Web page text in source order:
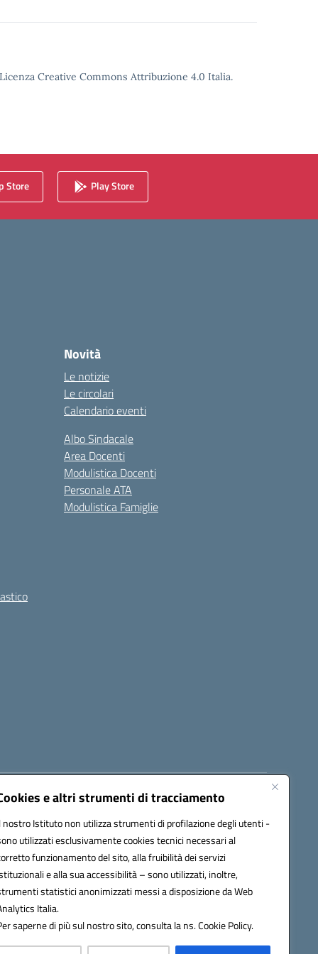
e altri strumenti di tracciamento
nostro Istituto non utilizza strumenti di profilazione degli utenti -
utilizzati esclusivamente cookies tecnici necessari al
funzionamento del sito, alla fruibilità dei servizi
e alla sua accessibilità – sono utilizzati, inoltre,
statistici anonimizzati messi a disposizione da Web
Italia.
saperne di più sul nostro sito, consulta la ns. Cookie Policy.
Creative Commons Attribuzione 4.0 Italia.
Store Play Store
Novità
Le notizie
Le circolari
Calendario eventi
Albo Sindacale
Area Docenti
Modulistica Docenti
Personale ATA
Modulistica Famiglie